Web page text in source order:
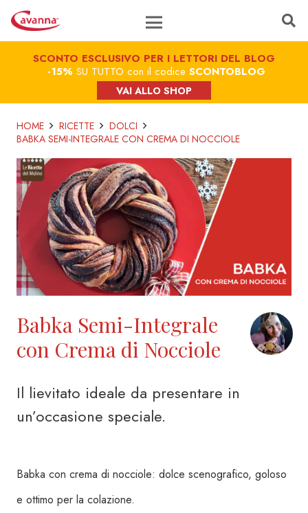
SCONTO ESCLUSIVO PER I LETTORI DEL BLOG
-15% SU TUTTO con il codice SCONTOBLOG
VAI ALLO SHOP
HOME RICETTE
DOLCI
BABKA SEMI-INTEGRALE CON CREMA DI NOCCIOLE
Babka Semi-Integrale
con Crema di Nocciole
Il lievitato ideale da presentare in
un’occasione speciale.
Babka con crema di nocciole: dolce scenografico, goloso
e ottimo per la colazione.